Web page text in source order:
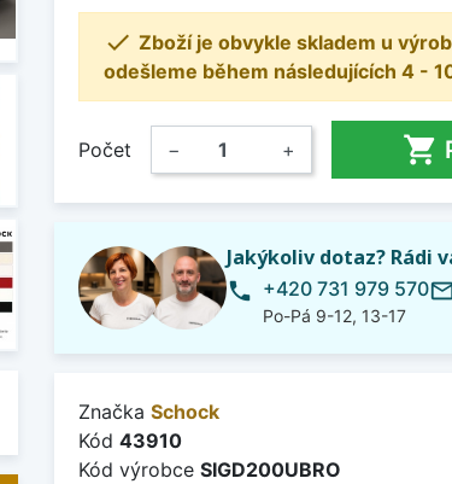
 Zboží je obvykle skladem u
odešleme během následujících 4 -
Počet − + 
Jakýkoliv dotaz? Rádi
phone +420 731 979 570
Po-Pá 9-12, 13-17
Značka Schock
Kód 43910
Kód výrobce SIGD200UBRO